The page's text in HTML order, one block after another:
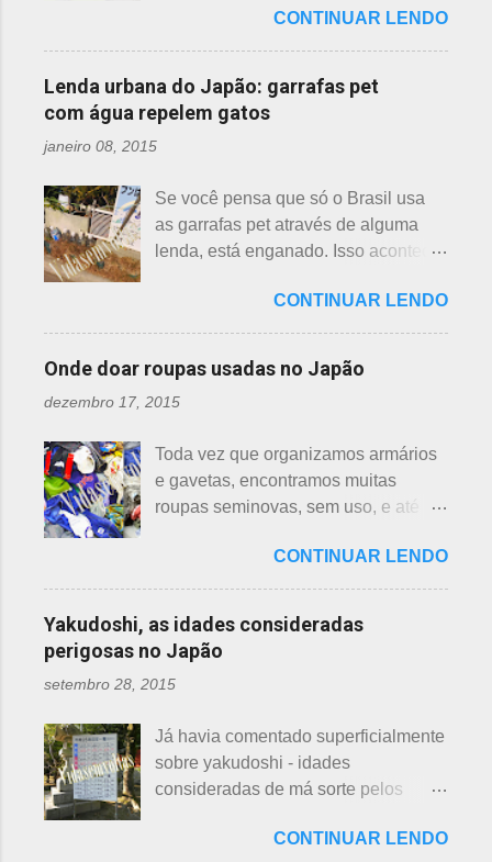
são arredondadas. - Pessegueiro -
árvores do pessegueiro são mais
baixas, geralmente apresen...
para ajudá-lo nessa tarefa. Eis que
estava ele semeando e, de repente,
viu uma cobra rastejando no chão.
Sei percebeu que a cobra deslizou
aranha suspensa por um fio de seda
da teia. A aranha fez Sei lembrar da
mãe - pequena e indefesa - e
imediatamente levou a cobra para
bem longe com seu ancinho. A
percebeu, pois além da aranha ser
pequena, ele havia...
na água, no entanto, existem
diferenças. Nenúfar brota na água e
flor de lotus no chão lodoso que,
popularmente, dizemos brejo. Vou
explicar de maneira bem objetiva,
qual a diferença entre o nenúfar -
hasu, em japonês. Basta dar uma
olhada nas flores para perceber as
grandes diferenças e, para isso, vou
flores de lotus são grandes, que
brotam de hastes compridas e em
apenas 3 cores, branca, creme e
largas e cor única: verde. As folhas
crescem para o alto, em hastes
longas. As raízes são comestíveis,
produzindo o renkon. Detalhei sobre
flor de lotus, na postagem anterior
e imagens de uma pla...
CONTINUAR LENDO
Lenda urbana do Japão: garrafas pet
com água repelem gatos
janeiro 08, 2015
Se você pensa que só o Brasil usa
as garrafas pet através de alguma
lenda, está enganado. Isso acontece
inclusive no Japão. Este assunto é
mais uma das postagens que estava
em rascunho por alguns anos, desde
que passei por estas casas e
descobri pra que serviam essas
acabou esquecido, até que postei
sobre esses baldes de água
dispostos em alguns bairros de
Arashiyama, em Kyoto, inclusive nos
jardins do Heian Jinja. Esses baldes
com água, escritos 消火用, ou Shōka-
yō, balde para combate a incêndios,
incêndios, para que não se
propaguem. A colocação dos baldes
depende de cada associação de
bairro, não sendo, portanto,
obrigatória, e visto em pouquíssimas
CONTINUAR LENDO
Onde doar roupas usadas no Japão
dezembro 17, 2015
Toda vez que organizamos armários
e gavetas, encontramos muitas
roupas seminovas, sem uso, e até
Roupas de crianças, em perfeito
estado, que não servem mais, peças
novas, semi novas, de pouco uso. O
que fazer com elas? No Japão,
deparamos com este problema: a
quem doar. Existem lojas que
acessórios usados, mas nem sempre
tem interesse nas peças, além do
baixo preço oferecido. Doar dá uma
vender a preço baixo. O Japão é um
CONTINUAR LENDO
Yakudoshi, as idades consideradas
perigosas no Japão
setembro 28, 2015
Já havia comentado superficialmente
sobre yakudoshi - idades
consideradas de má sorte pelos
nesta >>> postagem e não havia
CONTINUAR LENDO